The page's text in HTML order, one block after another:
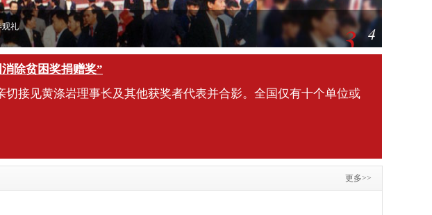
观礼 3 4
除贫困奖捐赠奖”
接见黄涤岩理事长及其他获奖者代表并合影。全国仅有十个单位或
更多>>